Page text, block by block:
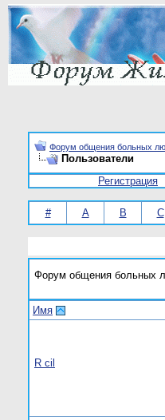
Форум общения больных
Пользователи
Регистрация
# A B C
Форум общения больных
Имя
R cil